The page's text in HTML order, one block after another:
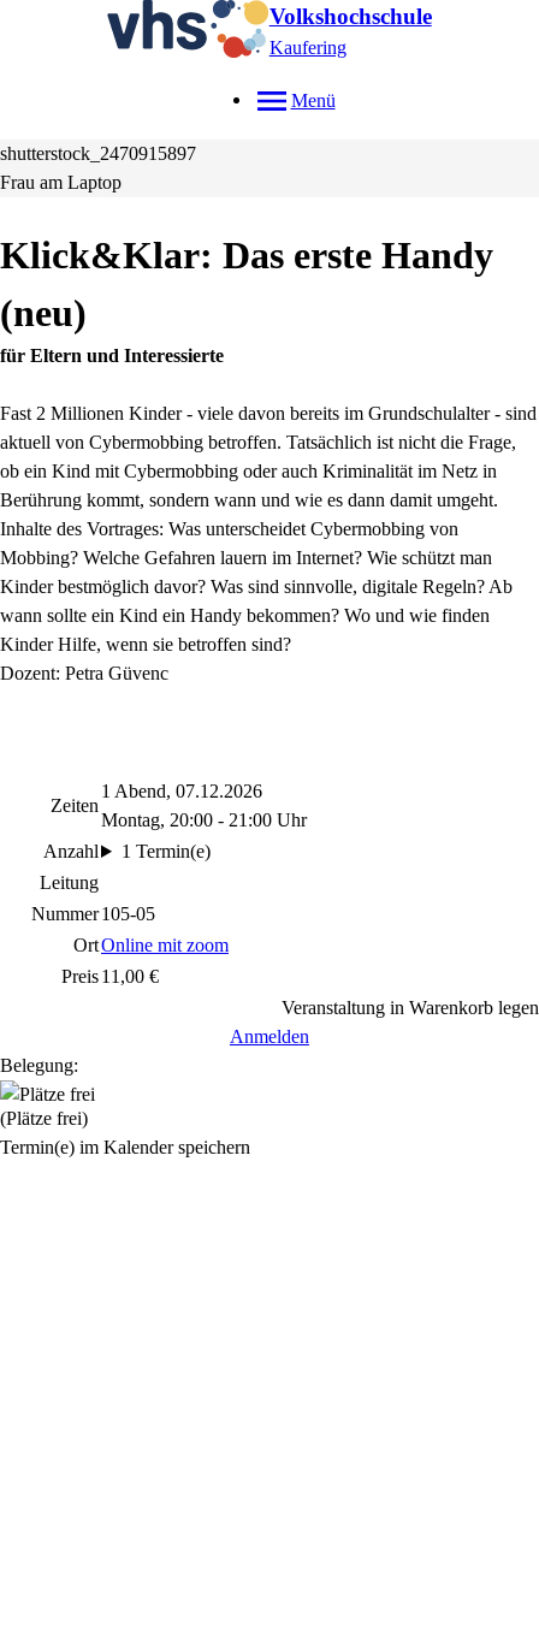
Volkshochschule
Kaufering
Menü
shutterstock_2470915897
Frau am Laptop
Klick&Klar: Das erste Handy
neu
für Eltern und Interessierte
Fast 2 Millionen Kinder - viele davon bereits im Grundschulalter - sind
aktuell von Cybermobbing betroffen. Tatsächlich ist nicht die Frage,
ob ein Kind mit Cybermobbing oder auch Kriminalität im Netz in
Berührung kommt, sondern wann und wie es dann damit umgeht.
Inhalte des Vortrages: Was unterscheidet Cybermobbing von
Mobbing? Welche Gefahren lauern im Internet? Wie schützt man
Kinder bestmöglich davor? Was sind sinnvolle, digitale Regeln? Ab
wann sollte ein Kind ein Handy bekommen? Wo und wie finden
Kinder Hilfe, wenn sie betroffen sind?
Dozent: Petra Güvenc
Zeiten
1 Abend, 07.12.2026
Montag, 20:00 - 21:00 Uhr
Anzahl
1 Termin(e)
Leitung
Nummer105-05
OrtOnline mit zoom
Preis11,00 €
Veranstaltung in Warenkorb legen
Anmelden
Belegung:
(Plätze frei)
Termin(e) im Kalender speichern